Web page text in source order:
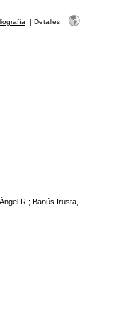
| Detalles
R.; Banús Irusta,